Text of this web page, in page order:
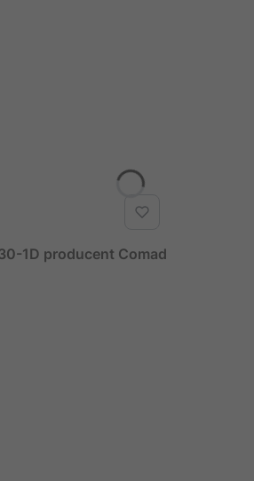
1D producent Comad